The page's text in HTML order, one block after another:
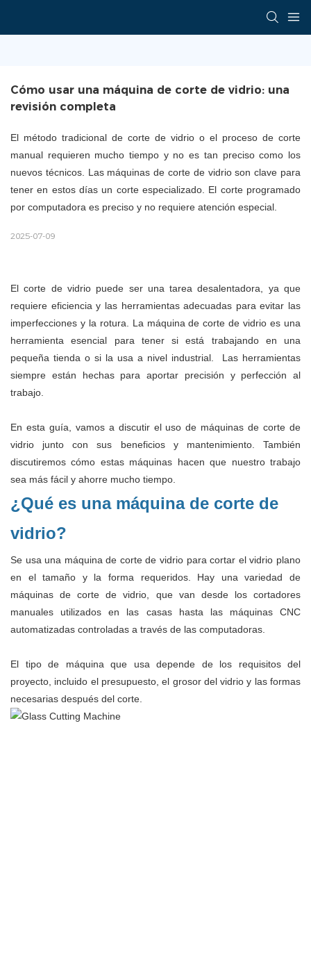
Cómo usar una máquina de corte de vidrio: una
revisión completa
El método tradicional de corte de vidrio o el proceso de corte
manual requieren mucho tiempo y no es tan preciso como los
nuevos técnicos. Las máquinas de corte de vidrio son clave para
tener en estos días un corte especializado. El corte programado
por computadora es preciso y no requiere atención especial.
2025-07-09
El corte de vidrio puede ser una tarea desalentadora, ya que
requiere eficiencia y las herramientas adecuadas para evitar las
imperfecciones y la rotura. La máquina de corte de vidrio es una
herramienta esencial para tener si está trabajando en una
pequeña tienda o si la usa a nivel industrial. Las herramientas
siempre están hechas para aportar precisión y perfección al
trabajo.
En esta guía, vamos a discutir el uso de máquinas de corte de
vidrio junto con sus beneficios y mantenimiento. También
discutiremos cómo estas máquinas hacen que nuestro trabajo
sea más fácil y ahorre mucho tiempo.
¿Qué es una máquina de corte de
vidrio?
Se usa una máquina de corte de vidrio para cortar el vidrio plano
en el tamaño y la forma requeridos. Hay una variedad de
máquinas de corte de vidrio, que van desde los cortadores
manuales utilizados en las casas hasta las máquinas CNC
automatizadas controladas a través de las computadoras.
El tipo de máquina que usa depende de los requisitos del
proyecto, incluido el presupuesto, el grosor del vidrio y las formas
necesarias después del corte.